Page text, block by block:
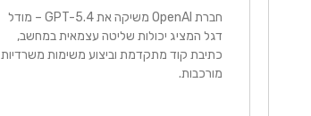
חברת OpenAI משיקה את GPT-5.4 – מודל
דגל המציג יכולות שליטה עצמאית במחשב,
כתיבת קוד מתקדמת וביצוע משימות משרדיות
מורכבות.